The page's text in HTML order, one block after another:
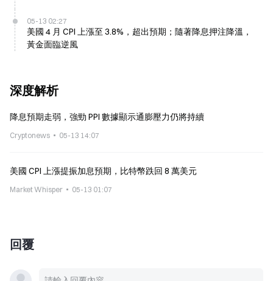
05-13 02:27
美國 4 月 CPI 上漲至 3.8%，超出預期；隨著降息押注降溫，
黃金面臨逆風
深度解析
降息預期走弱，強勁 PPI 數據顯示通膨壓力仍將持續
Cryptonews 05-13 14:07
美國 CPI 上漲提振加息預期，比特幣跌回 8 萬美元
Market Whisper 05-13 01:07
回覆